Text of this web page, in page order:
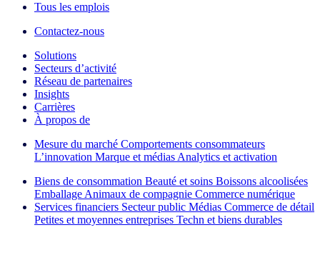
Tous les emplois
Contactez-nous
Solutions
Secteurs d’activité
Réseau de partenaires
Insights
Carrières
À propos de
Mesure du marché Comportements consommateurs
L’innovation Marque et médias Analytics et activation
Biens de consommation Beauté et soins Boissons alcoolisées
Emballage Animaux de compagnie Commerce numérique
Services financiers Secteur public Médias Commerce de détail
Petites et moyennes entreprises Techn et biens durables